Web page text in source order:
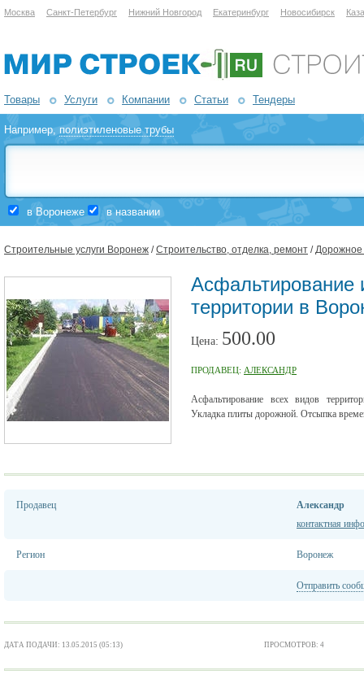
Москва Санкт-Петербург Нижний Новгород Екатеринбург Новосибирск
Товары Услуги Компании Статьи Тендеры
Например,полиэтиленовые трубы
в Воронеже в названии
Строительные услуги Воронеж /Строительство, отделка, ремонт /Дорожное
Асфальтирование
территории в
Цена: 500.00
ПРОДАВЕЦ: АЛЕКСАНДР
Асфальтирование всех видов
Укладка плиты дорожной. Отсыпка
Продавец
Александр
контактная
Регион Воронеж
Отправить
ДАТА ПОДАЧИ: 13.05.2015 (05:13) ПРОСМОТРОВ: 4